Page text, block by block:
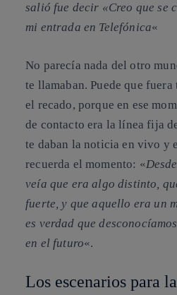
salió fue decir «Creo que se
mi entrada en Telefónica«
No parecía nada del otro
te llamaban. Puede que
el recado, porque en ese
de contacto era la línea fija
te daban la noticia en vivo y
recuerda el momento: «
veía que era algo distinto,
fuerte, y que aquello era un
es verdad que
en el futuro«.
Los escenarios para